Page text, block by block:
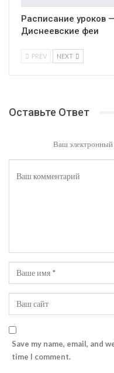
Расписание уроков —
Диснеевские феи
PREV NEXT
Оставьте Ответ
Ваш электронный
Save my name, email, and
time I comment.